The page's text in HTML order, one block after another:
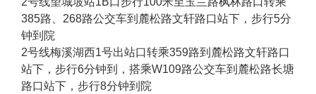
385路、268路公交车到麓松路文轩路口站下，步行5分
钟到院
2号线梅溪湖西1号出站口转乘359路到麓松路文轩路口
站下，步行6分钟到，搭乘W109路公交车到麓松路长塘
路口站下，步行8分钟到院